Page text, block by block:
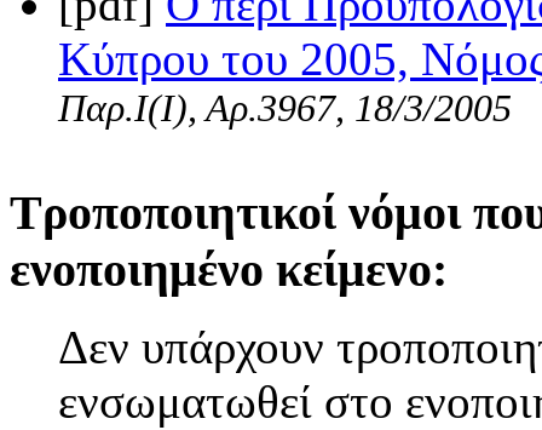
Κύπρου του 2005,
Παρ.Ι(I), Αρ.3967, 18/3/2005
Τροποποιητικοί νόμοι
ενοποιημένο κείμενο:
Δεν υπάρχουν
ενσωματωθεί στο